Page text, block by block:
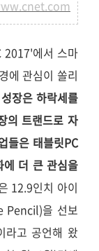
2017'에서 스마
에 관심이 쏠리
장은 하락세를
의 트랜드로 자
들은 태블릿PC
에 더 큰 관심을
12.9인치 아이
Pencil)을 선보
라고 공언해 왔